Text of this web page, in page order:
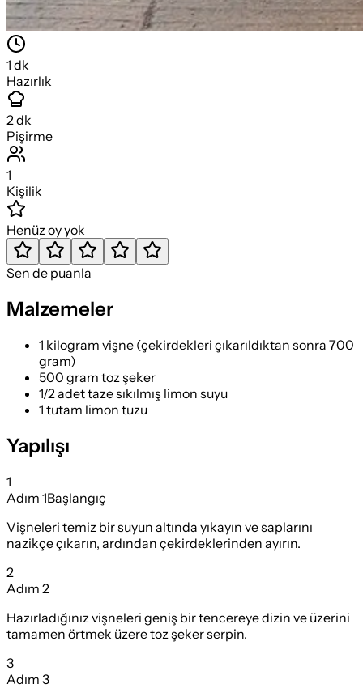
1 dk
Hazırlık
2 dk
Pişirme
1
Kişilik
Henüz oy yok
Sen de puanla
Malzemeler
1 kilogram vişne (çekirdekleri çıkarıldıktan sonra 700
gram)
500 gram toz şeker
1/2 adet taze sıkılmış limon suyu
1 tutam limon tuzu
Yapılışı
1
Adım 1Başlangıç
Vişneleri temiz bir suyun altında yıkayın ve saplarını
nazikçe çıkarın, ardından çekirdeklerinden ayırın.
2
Adım 2
Hazırladığınız vişneleri geniş bir tencereye dizin ve üzerini
tamamen örtmek üzere toz şeker serpin.
3
Adım 3